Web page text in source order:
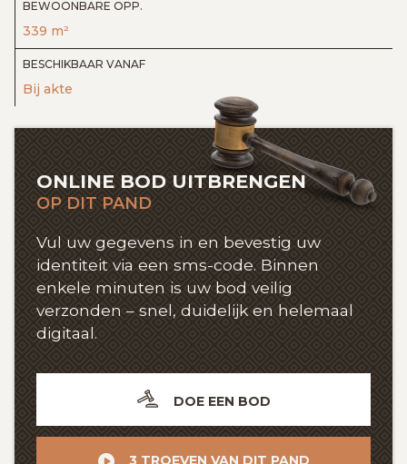
BEWOONBARE OPP.
339 m²
BESCHIKBAAR VANAF
Bij akte
ONLINE BOD UITBRENGEN
OP DIT PAND
Vul uw gegevens in en bevestig uw
identiteit via een sms-code. Binnen
enkele minuten is uw bod veilig
verzonden – snel, duidelijk en helemaal
digitaal.
DOE EEN BOD
3 TROEVEN VAN DIT PAND